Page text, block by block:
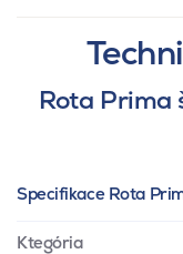
Rota Prima
Specifikace Rota
Ktegória